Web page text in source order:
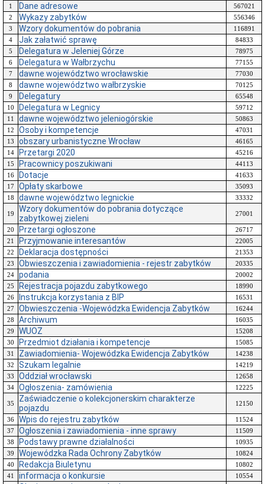
1 Dane adresowe
567021
2
Wykazy zabytków
556346
3
Wzory dokumentów do pobrania
116891
4
Jak załatwić sprawę
84833
5
Delegatura w Jeleniej Górze
78975
6
Delegatura w Wałbrzychu
77155
7
dawne województwo wrocławskie
77030
8
dawne województwo wałbrzyskie
70125
9
Delegatury
65548
10
Delegatura w Legnicy
59712
11
dawne województwo jeleniogórskie
50863
12
Osoby i kompetencje
47031
13
obszary urbanistyczne Wrocław
46165
14
Przetargi 2020
45216
15
Pracownicy poszukiwani
44113
16
Dotacje
41633
17
Opłaty skarbowe
35093
18
dawne województwo legnickie 33332
19
Wzory dokumentów do pobrania dotyczące
zabytkowej zieleni
27001
20 Przetargi ogłoszone
26717
21
Przyjmowanie interesantów
22005
22
Deklaracja dostępności
21353
23
Obwieszczenia i zawiadomienia - rejestr zabytków
20335
24
podania
20002
25
Rejestracja pojazdu zabytkowego
18990
26
Instrukcja korzystania z BIP
16531
27
Obwieszczenia -Wojewódzka Ewidencja Zabytków
16244
28
Archiwum
16035
29
WUOZ
15208
30
Przedmiot działania i kompetencje
15085
31
Zawiadomienia- Wojewódzka Ewidencja Zabytków
14238
32
Szukam legalnie
14219
33
Oddział wrocławski
12658
34
Ogłoszenia- zamówienia 12225
35
Zaświadczenie o kolekcjonerskim charakterze
pojazdu
12150
36 Wpis do rejestru zabytków
11524
37
Ogłoszenia i zawiadomienia - inne sprawy
11509
38
Podstawy prawne działalności
10935
39
Wojewódzka Rada Ochrony Zabytków
10824
40
Redakcja Biuletynu
10802
41
informacja o konkursie
10554